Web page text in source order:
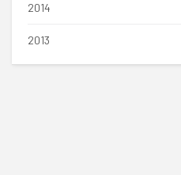
2014
2013